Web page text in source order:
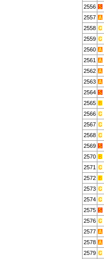
2556
2557
2558
2559
2560
2561
2562
2563
2564
2565
2566
2567
2568
2569
2570
2571
2572
2573
2574
2575
2576
2577
2578
2579